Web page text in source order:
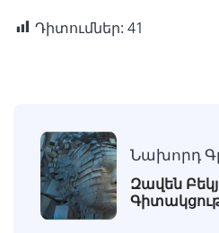
Դիտումներ: 41
Նախորդ
Զավեն